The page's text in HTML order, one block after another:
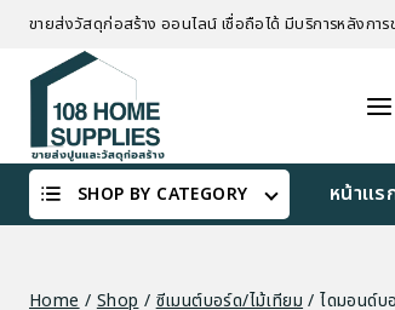
content
ขายส่งวัสดุก่อสร้าง ออนไลน์ เชื่อถือได้ มีบริการหลังก
SHOP BY CATEGORY หน้าแร
Home / Shop / ซีเมนต์บอร์ด/ไม้เทียม / ไดมอนด์บ